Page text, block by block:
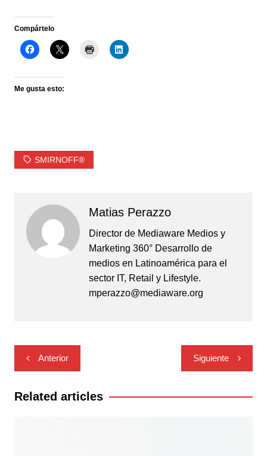
Compártelo
Me gusta esto:
SMIRNOFF®
Matias Perazzo
Director de Mediaware Medios y
Marketing 360° Desarrollo de
medios en Latinoamérica para el
sector IT, Retail y Lifestyle.
mperazzo@mediaware.org
Navegación
de
entradas
Anterior Siguiente
Related articles